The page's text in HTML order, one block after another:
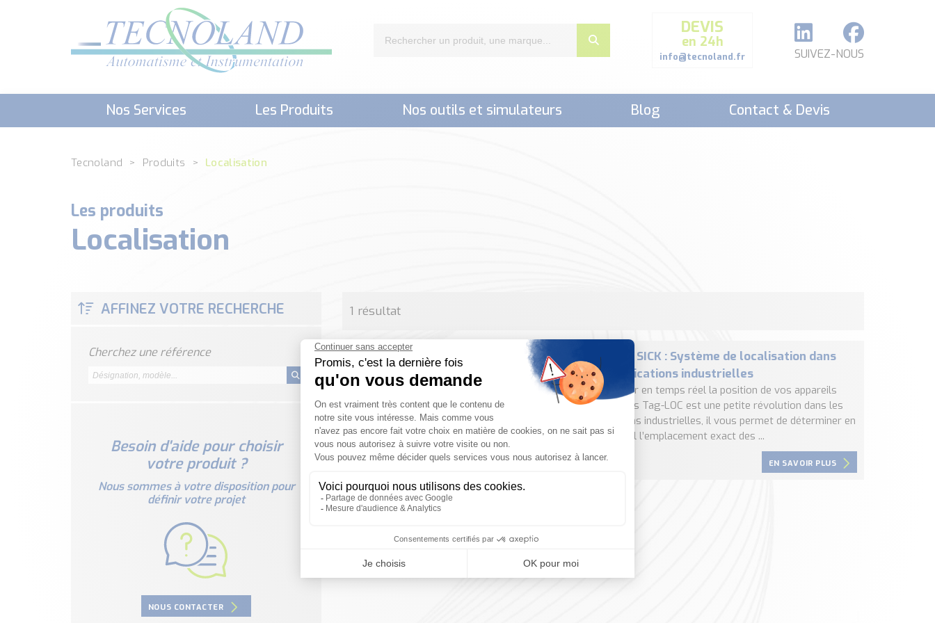
DEVIS
en 24h
info@tecnoland.fr SUIVEZ-NOUS
Nos Services Les Produits Nos outils et simulateurs Blog Contact & Devis
Tecnoland Produits Localisation
Les produits
Localisation
AFFINEZ VOTRE RECHERCHE
Cherchez une référence
Besoin d'aide pour choisir
votre produit ?
Nous sommes à votre disposition pour
définir votre projet
NOUS CONTACTER
1 résultat
Tag-LOC SICK : Système de localisation dans
vos applications industrielles
Déterminer en temps réel la position de vos appareils
autonomes Tag-LOC est une petite révolution dans les
applications industrielles, il vous permet de déterminer en
temps réel l’emplacement exact des ...
EN SAVOIR PLUS